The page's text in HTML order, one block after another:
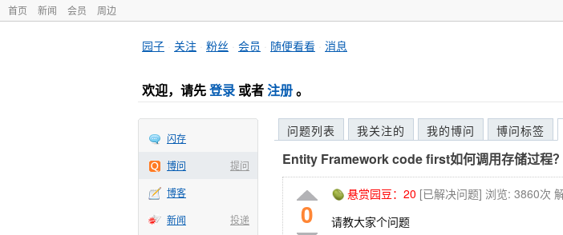
首页 新闻 会员 周边
园子 关注 粉丝 会员 随便看看 消息
欢迎，请先登录 或者注册。
闪存
提问
博问
博客
投递
新闻
问题列表 我关注的 我的博问 博问标签
Entity Framework code first如何调用存储过程？
0
悬赏园豆： 20 [已解决问题] 浏览: 3860次
请教大家个问题